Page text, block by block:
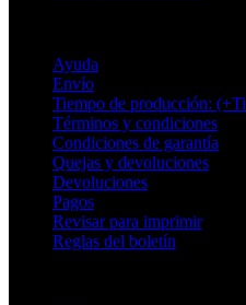
Ayuda
Envío
Tiempo de producción:
Términos y condiciones
Condiciones de garantía
Quejas y devoluciones
Devoluciones
Pagos
Revisar para imprimir
Reglas del boletín